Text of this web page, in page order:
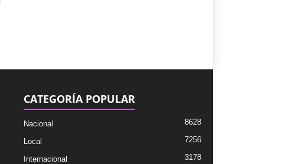
CATEGORÍA POPULAR
Nacional 8628
Local 7256
Internacional 3178